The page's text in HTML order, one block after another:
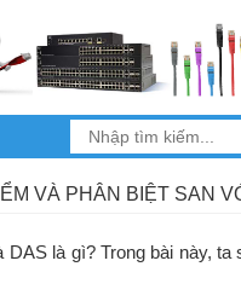
VÀ PHÂN BIỆT SAN
là gì? Trong bài này, ta